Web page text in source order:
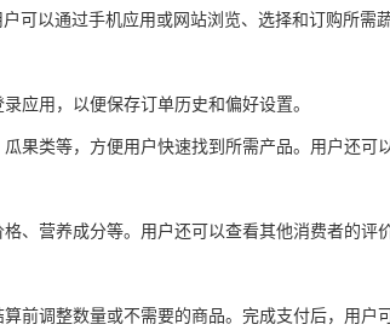
可以通过手机应用或网站浏览、选择和订购所需
应用，以便保存订单历史和偏好设置。
果类等，方便用户快速找到所需产品。用户还可
、营养成分等。用户还可以查看其他消费者的评
前调整数量或不需要的商品。完成支付后，用户